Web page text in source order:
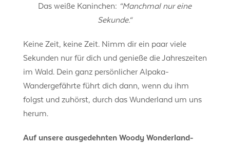
Das weiße Kaninchen: “Manchmal nur eine
Sekunde.“
Keine Zeit, keine Zeit. Nimm dir ein paar viele
Sekunden nur für dich und genieße die Jahreszeiten
im Wald. Dein ganz persönlicher Alpaka-
Wandergefährte führt dich dann, wenn du ihm
folgst und zuhörst, durch das Wunderland um uns
herum.
Auf unsere ausgedehnten Woody Wonderland-